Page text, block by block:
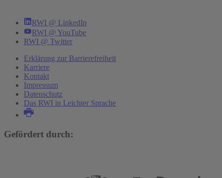
RWI @ LinkedIn
RWI @ YouTube
RWI @ Twitter
Erklärung zur Barrierefreiheit
Karriere
Kontakt
Impressum
Datenschutz
Das RWI in Leichter Sprache
Gefördert durch: